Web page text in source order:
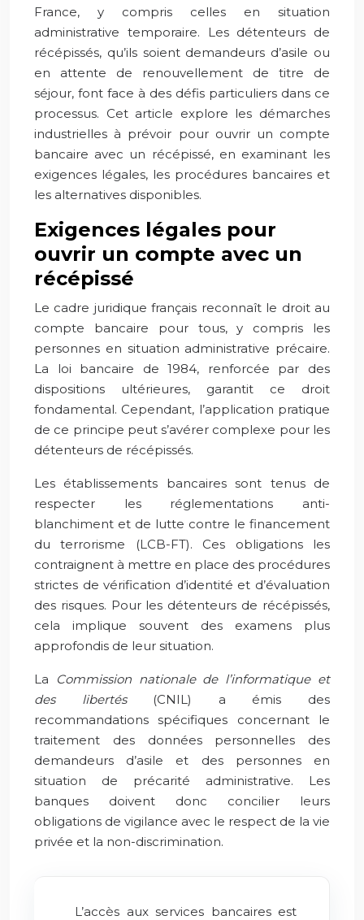
France, y compris celles en situation
administrative temporaire. Les détenteurs de
récépissés, qu’ils soient demandeurs d’asile ou
en attente de renouvellement de titre de
séjour, font face à des défis particuliers dans ce
processus. Cet article explore les démarches
industrielles à prévoir pour ouvrir un compte
bancaire avec un récépissé, en examinant les
exigences légales, les procédures bancaires et
les alternatives disponibles.
Exigences légales pour
ouvrir un compte avec un
récépissé
Le cadre juridique français reconnaît le droit au
compte bancaire pour tous, y compris les
personnes en situation administrative précaire.
La loi bancaire de 1984, renforcée par des
dispositions ultérieures, garantit ce droit
fondamental. Cependant, l’application pratique
de ce principe peut s’avérer complexe pour les
détenteurs de récépissés.
Les établissements bancaires sont tenus de
respecter les réglementations anti-
blanchiment et de lutte contre le financement
du terrorisme (LCB-FT). Ces obligations les
contraignent à mettre en place des procédures
strictes de vérification d’identité et d’évaluation
des risques. Pour les détenteurs de récépissés,
cela implique souvent des examens plus
approfondis de leur situation.
La
Commission nationale de l’informatique et
des libertés (CNIL) a émis des
recommandations spécifiques concernant le
traitement des données personnelles des
demandeurs d’asile et des personnes en
situation de précarité administrative. Les
banques doivent donc concilier leurs
obligations de vigilance avec le respect de la vie
privée et la non-discrimination.
L’accès aux services bancaires est